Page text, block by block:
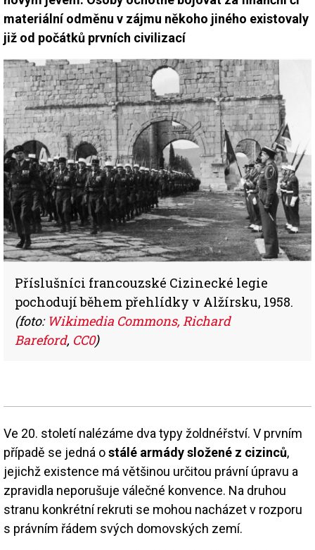
materiální odměnu v zájmu někoho jiného existovaly
již od počátků prvních civilizací
Příslušníci francouzské Cizinecké legie
pochodují během přehlídky v Alžírsku, 1958.
(foto: Wikimedia Commons, Richard
Bareford, CC0)
Ve 20. století nalézáme dva typy žoldnéřství. V prvním
případě se jedná ostálé armády složené z cizinců,
jejichž existence má většinou určitou právní úpravu a
zpravidla neporušuje válečné konvence. Na druhou
stranu konkrétní rekruti se mohou nacházet v rozporu
s právním řádem svých domovských zemí.